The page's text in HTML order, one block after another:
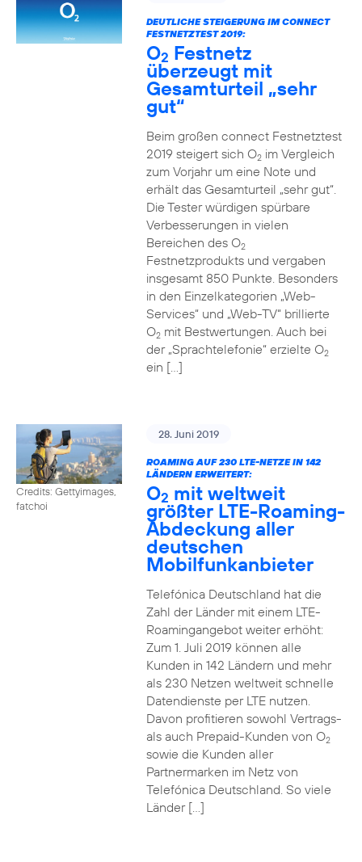
DEUTLICHE STEIGERUNG IM CONNECT
FESTNETZTEST 2019:
O2 Festnetz
überzeugt mit
Gesamturteil „sehr
gut“
Beim großen connect Festnetztest
2019 steigert sich O2im Vergleich
zum Vorjahr um eine Note und
erhält das Gesamturteil „sehr gut“.
Die Tester würdigen spürbare
Verbesserungen in vielen
Bereichen des O2
Festnetzprodukts und vergaben
insgesamt 850 Punkte. Besonders
in den Einzelkategorien „Web-
Services“ und „Web-TV“ brillierte
O2mit Bestwertungen. Auch bei
der „Sprachtelefonie“ erzielte O2
ein […]
Credits: Gettyimages,
fatchoi
28. Juni 2019
ROAMING AUF 230 LTE-NETZE IN 142
LÄNDERN ERWEITERT:
O2 mit weltweit
größter LTE-Roaming-
Abdeckung aller
deutschen
Mobilfunkanbieter
Telefónica Deutschland hat die
Zahl der Länder mit einem LTE-
Roamingangebot weiter erhöht:
Zum 1. Juli 2019 können alle
Kunden in 142 Ländern und mehr
als 230 Netzen weltweit schnelle
Datendienste per LTE nutzen.
Davon profitieren sowohl Vertrags-
als auch Prepaid-Kunden von O2
sowie die Kunden aller
Partnermarken im Netz von
Telefónica Deutschland. So viele
Länder […]